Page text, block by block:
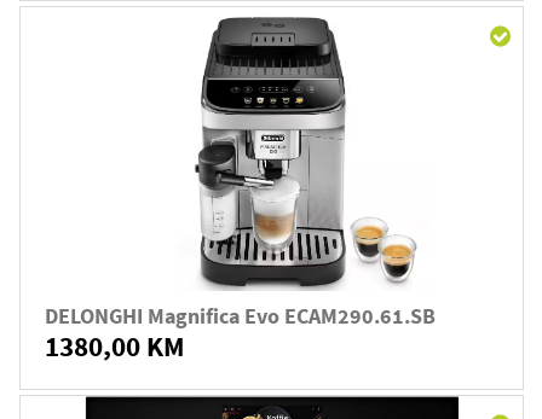
DELONGHI Magnifica Evo ECAM290.61.SB
1380,00 KM